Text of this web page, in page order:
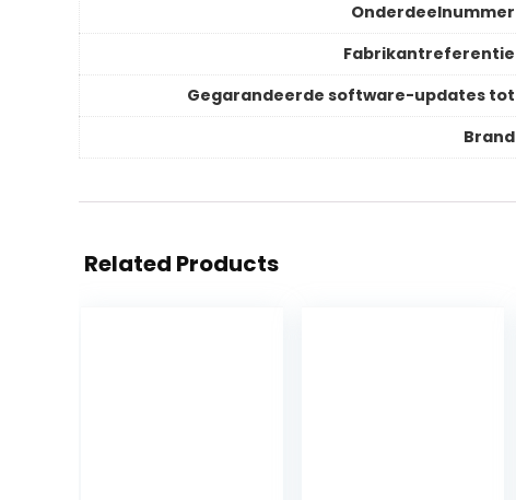
Onderdeelnummer
Fabrikantreferentie
Gegarandeerde software-updates tot
Brand
Related Products